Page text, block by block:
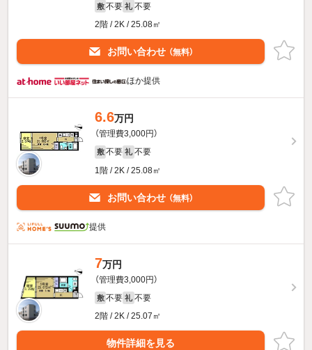
敷 不要 礼 不要
2階 / 2K / 25.08㎡
お問い合わせ （無料）
ほか提供
6.6万円
（管理費3,000円）
敷 不要 礼 不要
1階 / 2K / 25.08㎡
お問い合わせ （無料）
提供
7万円
（管理費3,000円）
敷 不要 礼 不要
2階 / 2K / 25.07㎡
物件詳細を見る